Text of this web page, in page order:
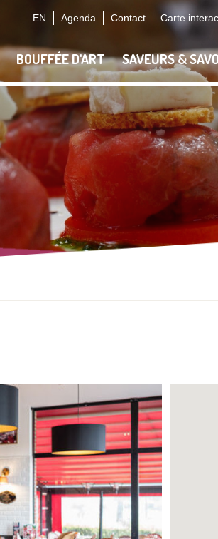
EN Agenda Contact Carte
BOUFFÉE D'ART SAVEURS &